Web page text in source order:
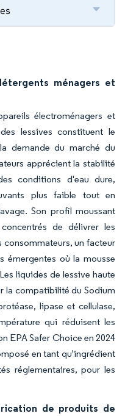
ménagers et
électroménagers et
lessives constituent le
demande du marché du
apprécient la stabilité
conditions d'eau dure,
plus faible tout en
Son profil moussant
de délivrer les
consommateurs, un facteur
émergentes où la mousse
liquides de lessive haute
la compatibilité du Sodium
lipase et cellulase,
qui réduisent les
EPA Safer Choice en 2024
en tant qu'ingrédient
réglementaires, pour les
de produits de